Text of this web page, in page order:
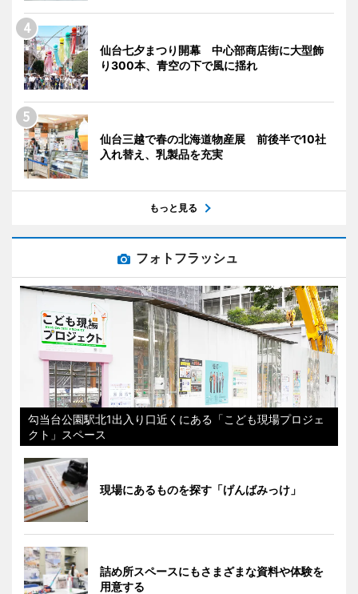
仙台七夕まつり開幕 中心部商店街に大型飾
り300本、青空の下で風に揺れ
仙台三越で春の北海道物産展 前後半で10社
入れ替え、乳製品を充実
もっと見る
フォトフラッシュ
勾当台公園駅北1出入り口近くにある「こども現場プロジェ
クト」スペース
現場にあるものを探す「げんばみっけ」
詰め所スペースにもさまざまな資料や体験を
用意する